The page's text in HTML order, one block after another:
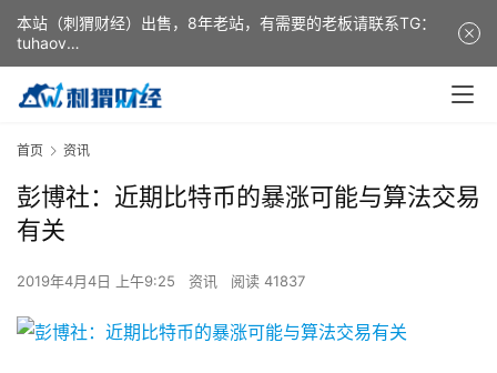
首页 资讯
彭博社：近期比特币的暴涨可能与算法交易
有关
2019年4月4日 上午9:25 资讯 阅读 41837
本站（刺猬财经）出售，8年老站，有需要的老板请联系TG：
tuhaov
This website (ciweicaijing) is for sale. It is a 8-year-old
website. If you need it, please contact TG: tuhaov